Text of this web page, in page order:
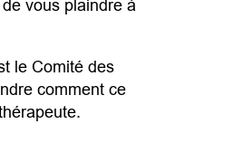
vous plaindre à
le Comité des
comment ce